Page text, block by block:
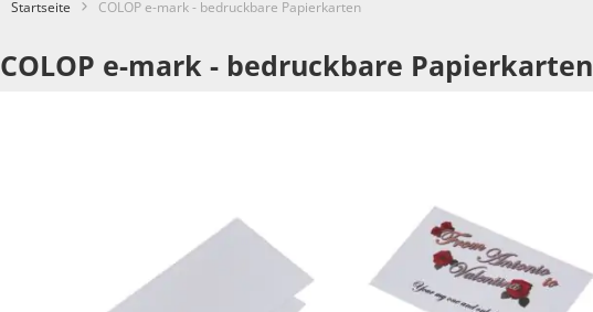
Startseite COLOP e-mark - bedruckbare Papierkarten
COLOP e-mark - bedruckbare Papierkarten